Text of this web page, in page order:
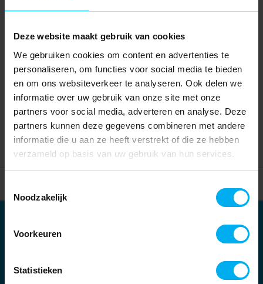
Deze website maakt gebruik van cookies
We gebruiken cookies om content en advertenties te
personaliseren, om functies voor social media te bieden
en om ons websiteverkeer te analyseren. Ook delen we
informatie over uw gebruik van onze site met onze
partners voor social media, adverteren en analyse. Deze
partners kunnen deze gegevens combineren met andere
informatie die u aan ze heeft verstrekt of die ze hebben
verzameld op basis van uw gebruik van hun services.
Noodzakelijk
Voorkeuren
Statistieken
Partners